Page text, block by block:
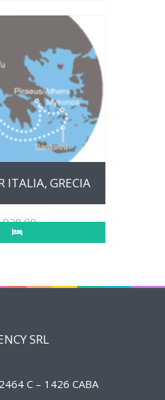
ITALIA, GRECIA
928.00
SRL
C – 1426 CABA